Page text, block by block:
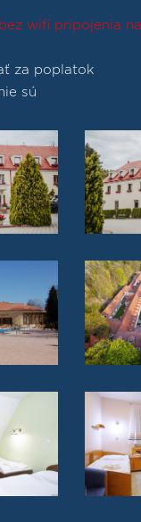
bez wifi pripojenia na
za poplatok
sú